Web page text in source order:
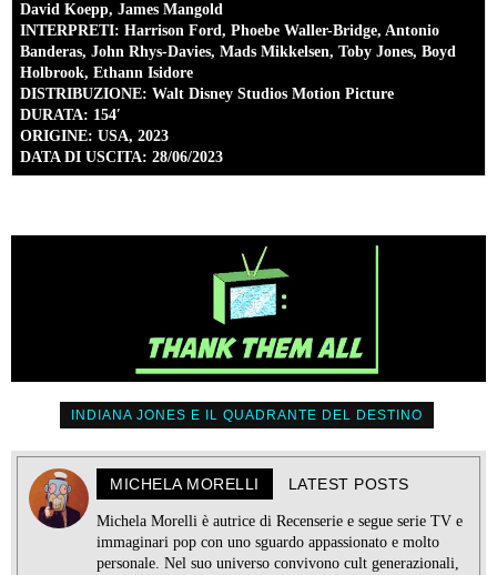
David Koepp, James Mangold
INTERPRETI: Harrison Ford, Phoebe Waller-Bridge, Antonio
Banderas, John Rhys-Davies, Mads Mikkelsen, Toby Jones, Boyd
Holbrook, Ethann Isidore
DISTRIBUZIONE: Walt Disney Studios Motion Picture
DURATA: 154′
ORIGINE: USA, 2023
DATA DI USCITA: 28/06/2023
INDIANA JONES E IL QUADRANTE DEL DESTINO
MICHELA MORELLI LATEST POSTS
Michela Morelli è autrice di Recenserie e segue serie TV e
immaginari pop con uno sguardo appassionato e molto
personale. Nel suo universo convivono cult generazionali,